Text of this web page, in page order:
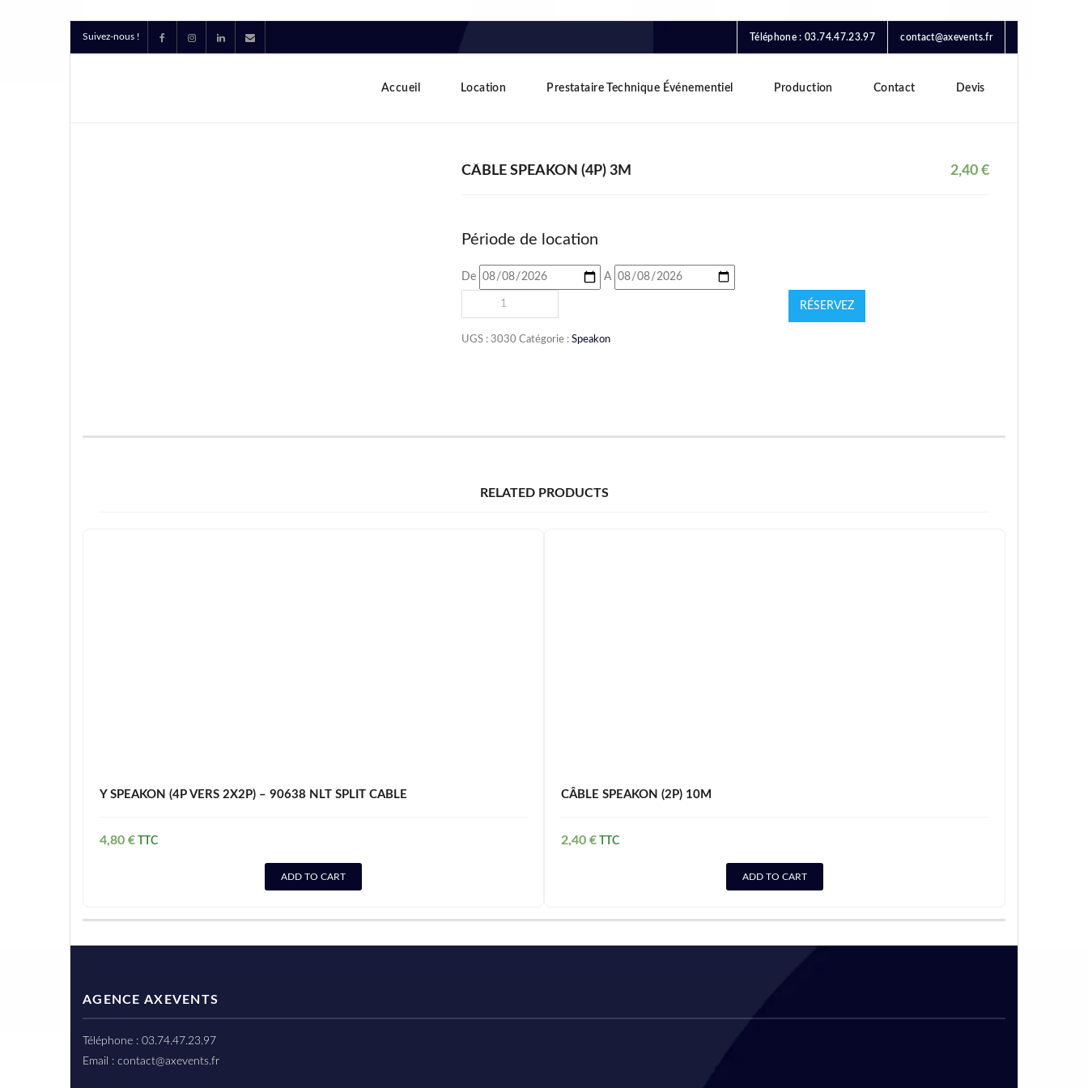
Suivez-nous ! Téléphone : 03.74.47.23.97 contact@axevents.fr
Accueil Location Prestataire Technique Événementiel Production Contact Devis
CÂBLE SPEAKON (4P) 3M 2,40 €
Période de location
De A
RÉSERVEZ
UGS : 3030 Catégorie : Speakon
RELATED PRODUCTS
Y SPEAKON (4P VERS 2X2P) – 90638 NLT SPLIT CABLE
4,80 €
ADD TO CART
CÂBLE SPEAKON (2P) 10M
2,40 €
ADD TO CART
AGENCE AXEVENTS
Téléphone : 03.74.47.23.97
Email : contact@axevents.fr